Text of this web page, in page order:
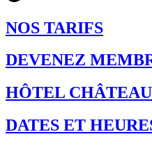
NOS TARIFS
DEVENEZ
HÔTEL
DATES ET